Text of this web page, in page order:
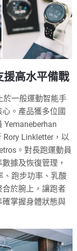
援高水平備戰
於一般運動智能手
。產品獲多位國
Yemaneberhan
Linkletter，以
。對長跑運動員
據及恢復管理，
、跑步功率、乳酸
於腕上，讓跑者
掌握身體狀態與